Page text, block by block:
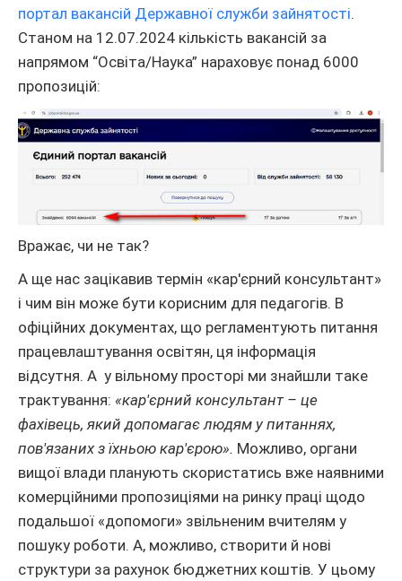
портал вакансій Державної служби зайнятості.
Станом на 12.07.2024 кількість вакансій за
напрямом “Освіта/Наука” нараховує понад 6000
пропозицій:
Вражає, чи не так?
А ще нас зацікавив термін «кар'єрний консультант»
і чим він може бути корисним для педагогів. В
офіційних документах, що регламентують питання
працевлаштування освітян, ця інформація
відсутня. А у вільному просторі ми знайшли таке
трактування: «кар'єрний консультант – це
фахівець, який допомагає людям у питаннях,
пов'язаних з їхньою кар'єрою». Можливо, органи
вищої влади планують скористатись вже наявними
комерційними пропозиціями на ринку праці щодо
подальшої «допомоги» звільненим вчителям у
пошуку роботи. А, можливо, створити й нові
структури за рахунок бюджетних коштів. У цьому